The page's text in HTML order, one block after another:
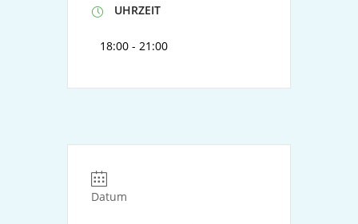
UHRZEIT
18:00 - 21:00
Datum